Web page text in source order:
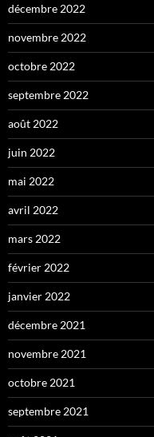
décembre 2022
novembre 2022
octobre 2022
septembre 2022
août 2022
juin 2022
mai 2022
avril 2022
mars 2022
février 2022
janvier 2022
décembre 2021
novembre 2021
octobre 2021
septembre 2021